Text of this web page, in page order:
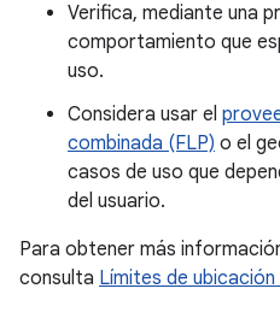
Verifica, mediante una
comportamiento que
uso.
Considera usar el
combinada (FLP) o el
casos de uso que
del usuario.
Para obtener más
consulta Límites de